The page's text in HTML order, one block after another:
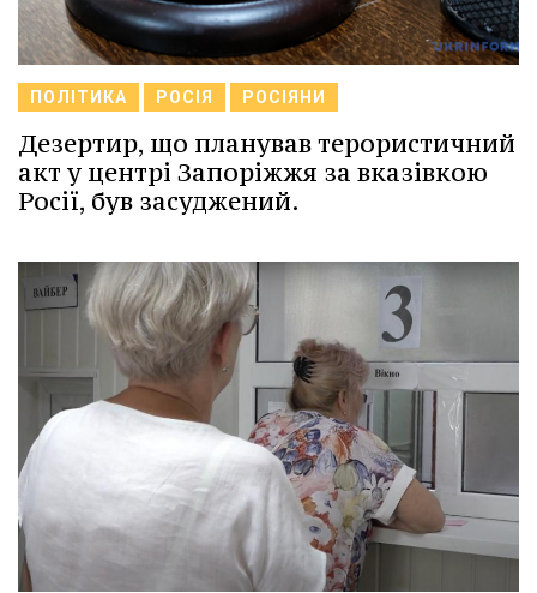
ПОЛІТИКА РОСІЯ РОСІЯНИ
Дезертир, що планував терористичний
акт у центрі Запоріжжя за вказівкою
Росії, був засуджений.